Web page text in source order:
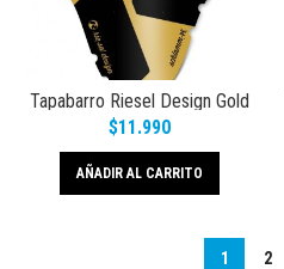
Tapabarro Riesel Design Gold
$11.990
AÑADIR AL CARRITO
1 2